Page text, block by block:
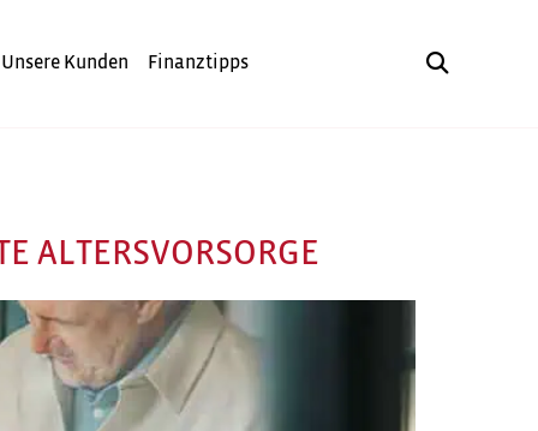
Unsere Kunden Finanztipps
ALTERSVORSORGE